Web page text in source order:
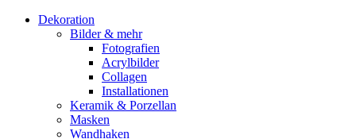
Dekoration
Bilder & mehr
Fotografien
Acrylbilder
Collagen
Installationen
Keramik & Porzellan
Masken
Wandhaken